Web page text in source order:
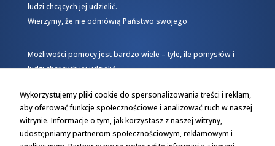
ludzi chcących jej udzielić.
Wierzymy, że nie odmówią Państwo swojego
Możliwości pomocy jest bardzo wiele – tyle, ile pomysłów i
ludzi chcących jej udzielić.
Wykorzystujemy pliki cookie do spersonalizowania treści i reklam,
aby oferować funkcje społecznościowe i analizować ruch w naszej
witrynie. Informacje o tym, jak korzystasz z naszej witryny,
udostępniamy partnerom społecznościowym, reklamowym i